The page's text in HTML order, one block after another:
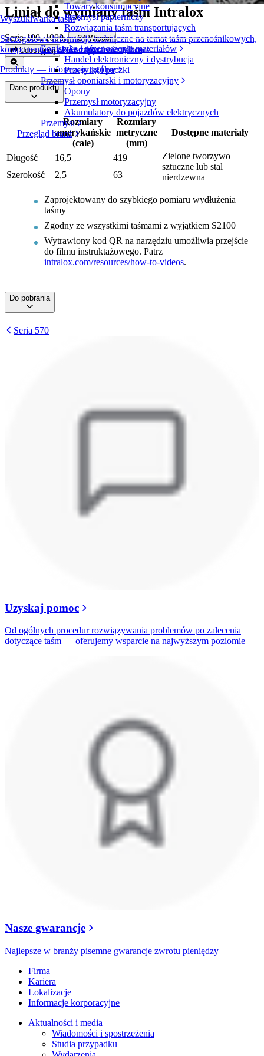
Wyszukiwarka taśm
Szczegółowe informacje techniczne na temat taśm przenośnikowych,
komponentów, akcesoriów i nie tylko
Produkty — informacje ogólne
Towary konsumpcyjne
Przemysł papierniczy
Rozwiązania taśm transportujących
Logistyka i przenoszenie materiałów
Handel elektroniczny i dystrybucja
Przesyłki i paczki
Przemysł oponiarski i motoryzacyjny
Opony
Przemysł motoryzacyjny
Akumulatory do pojazdów elektrycznych
Przemysł
Przegląd branż
Liniał do wymiany taśm Intralox
Seria 100, 1000, +34 Więcej
Udostępnij Złóż zapytanie ofertowe
Dane produktu
Rozmiary
amerykańskie
(cale)
Rozmiary
metryczne
(mm)
Dostępne materiały
Długość 16,5 419
Zielone tworzywo
sztuczne lub stal
nierdzewna
Szerokość 2,5 63
Zaprojektowany do szybkiego pomiaru wydłużenia
taśmy
Zgodny ze wszystkimi taśmami z wyjątkiem S2100
Wytrawiony kod QR na narzędziu umożliwia przejście
do filmu instruktażowego. Patrz
intralox.com/resources/how-to-videos.
Do pobrania
Seria 570
Uzyskaj pomoc
Od ogólnych procedur rozwiązywania problemów po zalecenia
dotyczące taśm — oferujemy wsparcie na najwyższym poziomie
Nasze gwarancje
Najlepsze w branży pisemne gwarancje zwrotu pieniędzy
Firma
Kariera
Lokalizacje
Informacje korporacyjne
Aktualności i media
Wiadomości i spostrzeżenia
Studia przypadku